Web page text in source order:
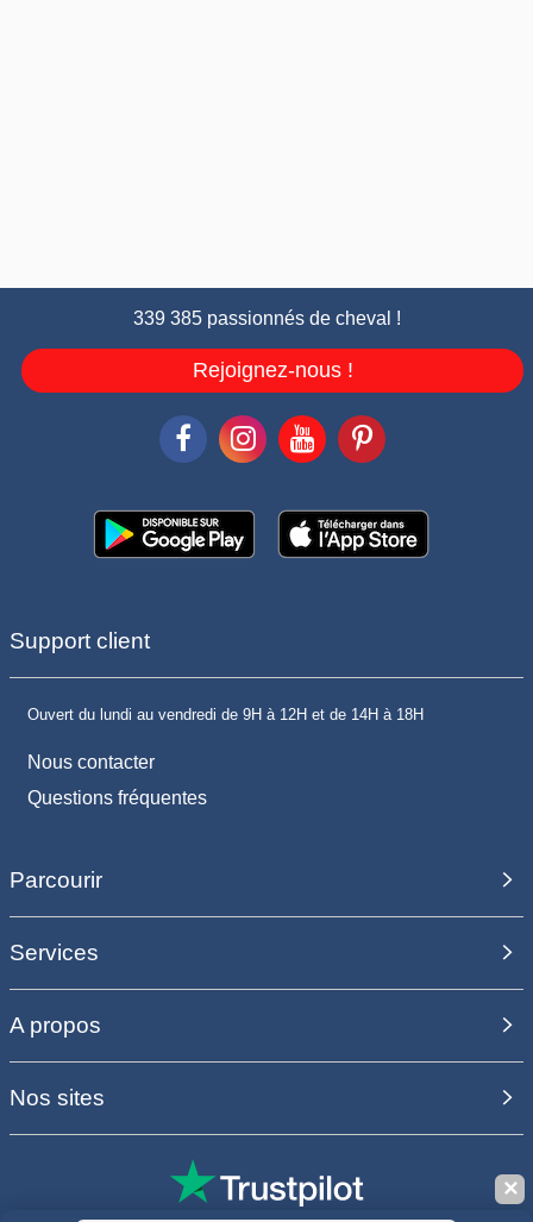
339 385 passionnés de cheval !
Rejoignez-nous !
Support client
Ouvert du lundi au vendredi de 9H à 12H et de 14H à 18H
Nous contacter
Questions fréquentes
Parcourir
Services
A propos
Nos sites
✕